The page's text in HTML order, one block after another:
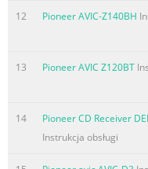
Streszczenie treści
Operatingthisunit
12 Pioneer AVIC-Z140BH
13 Pioneer AVIC Z120BT
14
Pioneer CD Receiver
Instrukcja obsługi